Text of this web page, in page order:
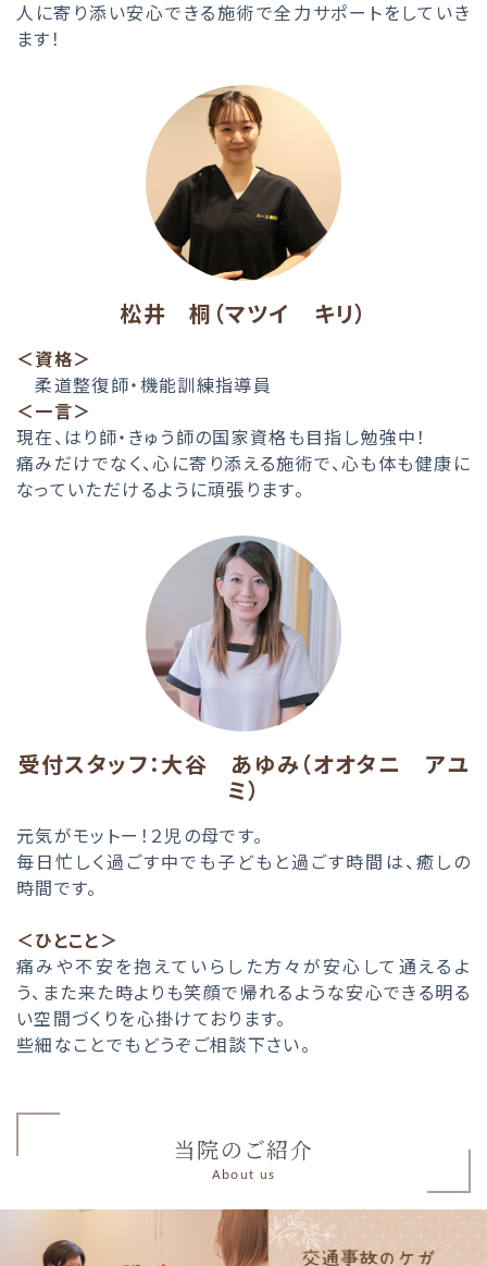
人に寄り添い安心できる施術で全力サポートをしていき
ます！
松井 桐（マツイ キリ）
＜資格＞
柔道整復師・機能訓練指導員
＜一言＞
現在、はり師・きゅう師の国家資格も目指し勉強中！
痛みだけでなく、心に寄り添える施術で、心も体も健康に
なっていただけるように頑張ります。
受付スタッフ：大谷 あゆみ（オオタニ アユ
ミ）
元気がモットー！２児の母です。
毎日忙しく過ごす中でも子どもと過ごす時間は、癒しの
時間です。
＜ひとこと＞
痛みや不安を抱えていらした方々が安心して通えるよ
う、また来た時よりも笑顔で帰れるような安心できる明る
い空間づくりを心掛けております。
些細なことでもどうぞご相談下さい。
当院のご紹介
About us